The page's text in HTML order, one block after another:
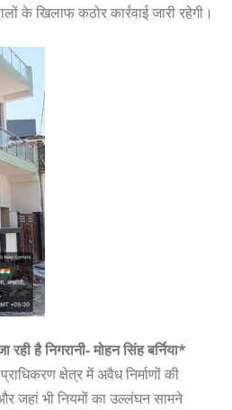
के खिलाफ कठोर कार्रवाई जारी रहेगी।
रही है निगरानी- मोहन सिंह बर्निया*
क्षेत्र में अवैध निर्माणों की
जहां भी नियमों का उल्लंघन सामने